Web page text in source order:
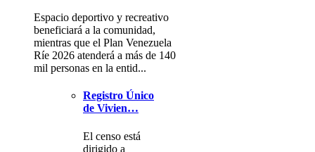
Espacio deportivo y recreativo
beneficiará a la comunidad,
mientras que el Plan Venezuela
Ríe 2026 atenderá a más de 140
mil personas en la entid...
Registro Único
de Vivien…
El censo está
dirigido a